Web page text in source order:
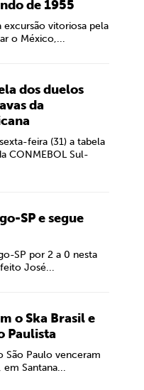
de 1955
excursão vitoriosa pela
o México,...
dos duelos
da
feira (31) a tabela
CONMEBOL Sul-
SP e segue
SP por 2 a 0 nesta
José...
o Ska Brasil e
Paulista
São Paulo venceram
Santana...